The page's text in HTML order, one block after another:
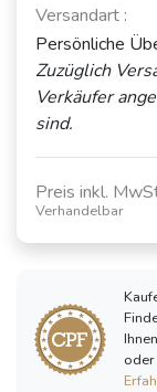
Versandart :
Persönliche
Zuzüglich
Verkäufer
sind.
Preis inkl.
Verhandelbar